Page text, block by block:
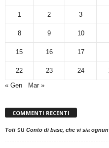
1 2 3
8 9 10
15 16 17
22 23 24
« Gen
Mar »
COMMENTI RECENTI
Totisu Conto di base, che vi sia